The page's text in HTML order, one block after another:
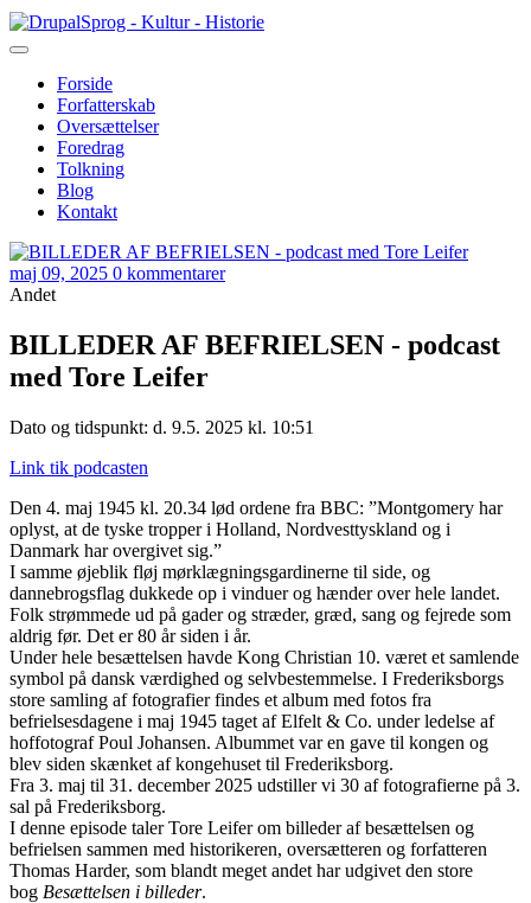
Gå
til
Sprog - Kultur - Historie
Primær
navigation
Forside
Forfatterskab
Oversættelser
Foredrag
Tolkning
Blog
Kontakt
maj 09, 2025 0 kommentarer
Andet
BILLEDER AF BEFRIELSEN - podcast
med Tore Leifer
Dato og tidspunkt: d. 9.5. 2025 kl. 10:51
Link tik podcasten
Den 4. maj 1945 kl. 20.34 lød ordene fra BBC: ”Montgomery har
oplyst, at de tyske tropper i Holland, Nordvesttyskland og i
Danmark har overgivet sig.”
I samme øjeblik fløj mørklægningsgardinerne til side, og
dannebrogsflag dukkede op i vinduer og hænder over hele landet.
Folk strømmede ud på gader og stræder, græd, sang og fejrede som
aldrig før. Det er 80 år siden i år.
Under hele besættelsen havde Kong Christian 10. været et samlende
symbol på dansk værdighed og selvbestemmelse. I Frederiksborgs
store samling af fotografier findes et album med fotos fra
befrielsesdagene i maj 1945 taget af Elfelt & Co. under ledelse af
hoffotograf Poul Johansen. Albummet var en gave til kongen og
blev siden skænket af kongehuset til Frederiksborg.
Fra 3. maj til 31. december 2025 udstiller vi 30 af fotografierne på 3.
sal på Frederiksborg.
I denne episode taler Tore Leifer om billeder af besættelsen og
befrielsen sammen med historikeren, oversætteren og forfatteren
Thomas Harder, som blandt meget andet har udgivet den store
bog Besættelsen i billeder.